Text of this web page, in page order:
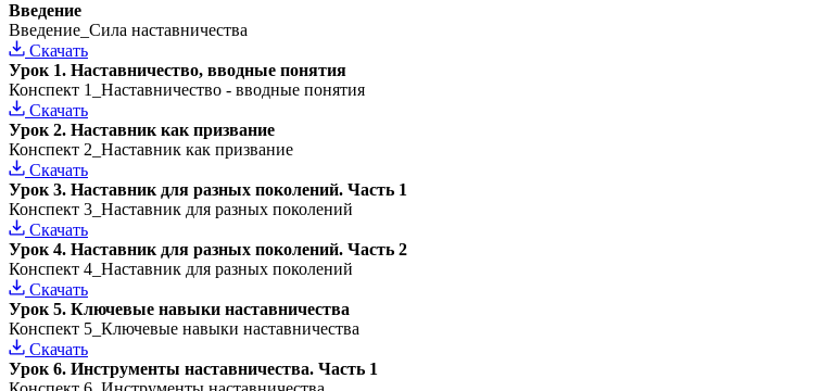
Введение
Введение_Сила наставничества
Скачать
Урок 1. Наставничество, вводные понятия
Конспект 1_Наставничество - вводные понятия
Скачать
Урок 2. Наставник как призвание
Конспект 2_Наставник как призвание
Скачать
Урок 3. Наставник для разных поколений. Часть 1
Конспект 3_Наставник для разных поколений
Скачать
Урок 4. Наставник для разных поколений. Часть 2
Конспект 4_Наставник для разных поколений
Скачать
Урок 5. Ключевые навыки наставничества
Конспект 5_Ключевые навыки наставничества
Скачать
Урок 6. Инструменты наставничества. Часть 1